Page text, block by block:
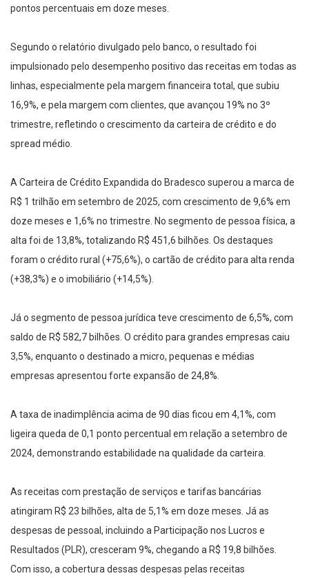
pontos percentuais em doze meses.
Segundo o relatório divulgado pelo banco, o resultado foi
impulsionado pelo desempenho positivo das receitas em todas as
linhas, especialmente pela margem financeira total, que subiu
16,9%, e pela margem com clientes, que avançou 19% no 3º
trimestre, refletindo o crescimento da carteira de crédito e do
spread médio.
A Carteira de Crédito Expandida do Bradesco superou a marca de
R$ 1 trilhão em setembro de 2025, com crescimento de 9,6% em
doze meses e 1,6% no trimestre. No segmento de pessoa física, a
alta foi de 13,8%, totalizando R$ 451,6 bilhões. Os destaques
foram o crédito rural (+75,6%), o cartão de crédito para alta renda
(+38,3%) e o imobiliário (+14,5%).
Já o segmento de pessoa jurídica teve crescimento de 6,5%, com
saldo de R$ 582,7 bilhões. O crédito para grandes empresas caiu
3,5%, enquanto o destinado a micro, pequenas e médias
empresas apresentou forte expansão de 24,8%.
A taxa de inadimplência acima de 90 dias ficou em 4,1%, com
ligeira queda de 0,1 ponto percentual em relação a setembro de
2024, demonstrando estabilidade na qualidade da carteira.
As receitas com prestação de serviços e tarifas bancárias
atingiram R$ 23 bilhões, alta de 5,1% em doze meses. Já as
despesas de pessoal, incluindo a Participação nos Lucros e
Resultados (PLR), cresceram 9%, chegando a R$ 19,8 bilhões.
Com isso, a cobertura dessas despesas pelas receitas